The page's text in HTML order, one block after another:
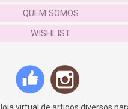
QUEM SOMOS
WISHLIST